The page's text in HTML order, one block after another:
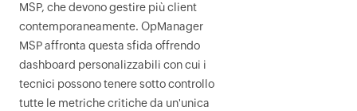
MSP, che devono gestire più client
contemporaneamente. OpManager
MSPaffronta questa sfida offrendo
dashboard personalizzabili con cui i
tecnici possono tenere sotto controllo
tutte le metriche critiche da un'unica